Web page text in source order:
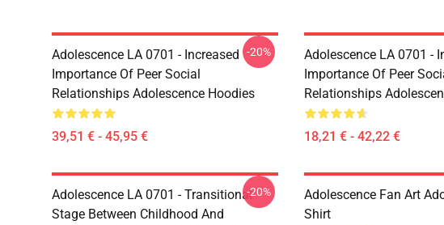
Adolescence LA 0701 - Increased
Importance Of Peer Social
Relationships Adolescence Hoodies
39,51 € - 45,95 €
-20%
Adolescence LA 0701 -
Importance Of Peer
Relationships
18,21 € - 42,22 €
Adolescence LA 0701 - Transitional
Stage Between Childhood And
-20%
Adolescence Fan Art
Shirt